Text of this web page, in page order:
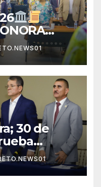
30 de
ley para
atiende
periodo